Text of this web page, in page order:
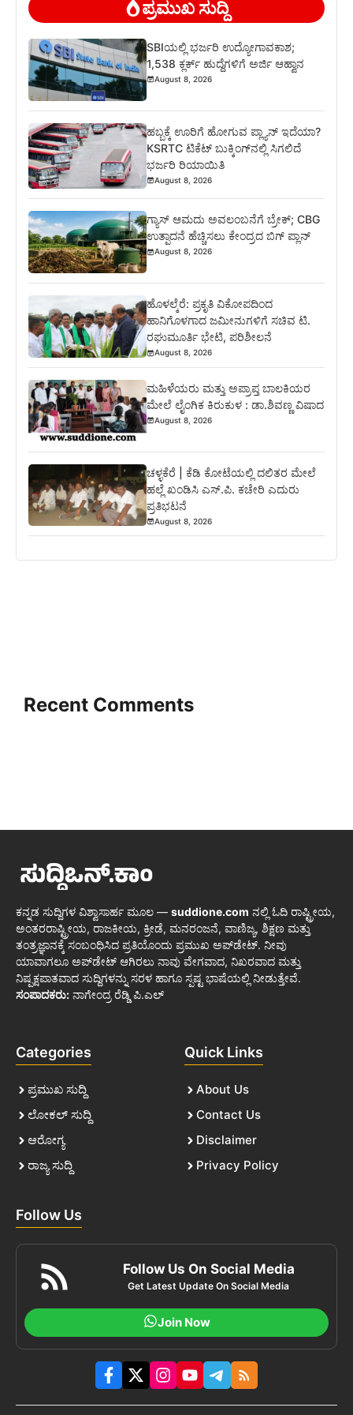
ಪ್ರಮುಖ ಸುದ್ದಿ
SBIಯಲ್ಲಿ ಭರ್ಜರಿ ಉದ್ಯೋಗಾವಕಾಶ;
1,538 ಕ್ಲರ್ಕ್ ಹುದ್ದೆಗಳಿಗೆ ಅರ್ಜಿ ಆಹ್ವಾನ
August 8, 2026
ಹಬ್ಬಕ್ಕೆ ಊರಿಗೆ ಹೋಗುವ ಪ್ಲ್ಯಾನ್ ಇದೆಯಾ?
KSRTC ಟಿಕೆಟ್ ಬುಕ್ಕಿಂಗ್‌ನಲ್ಲಿ ಸಿಗಲಿದೆ
ಭರ್ಜರಿ ರಿಯಾಯಿತಿ
August 8, 2026
ಗ್ಯಾಸ್ ಆಮದು ಅವಲಂಬನೆಗೆ ಬ್ರೇಕ್; CBG
ಉತ್ಪಾದನೆ ಹೆಚ್ಚಿಸಲು ಕೇಂದ್ರದ ಬಿಗ್ ಪ್ಲಾನ್
August 8, 2026
ಹೊಳಲ್ಕೆರೆ: ಪ್ರಕೃತಿ ವಿಕೋಪದಿಂದ
ಹಾನಿಗೊಳಗಾದ ಜಮೀನುಗಳಿಗೆ ಸಚಿವ ಟಿ.
ರಘುಮೂರ್ತಿ ಭೇಟಿ, ಪರಿಶೀಲನೆ
August 8, 2026
ಮಹಿಳೆಯರು ಮತ್ತು ಅಪ್ರಾಪ್ತ ಬಾಲಕಿಯರ
ಮೇಲೆ ಲೈಂಗಿಕ ಕಿರುಕುಳ : ಡಾ.ಶಿವಣ್ಣ ವಿಷಾದ
August 8, 2026
ಚಳ್ಳಕೆರೆ | ಕೆಡಿ ಕೋಟೆಯಲ್ಲಿ ದಲಿತರ ಮೇಲೆ
ಹಲ್ಲೆ ಖಂಡಿಸಿ ಎಸ್.ಪಿ. ಕಚೇರಿ ಎದುರು
ಪ್ರತಿಭಟನೆ
August 8, 2026
Recent Comments
ಕನ್ನಡ ಸುದ್ದಿಗಳ ವಿಶ್ವಾಸಾರ್ಹ ಮೂಲ — suddione.com ನಲ್ಲಿ ಓದಿ ರಾಷ್ಟ್ರೀಯ,
ಅಂತರರಾಷ್ಟ್ರೀಯ, ರಾಜಕೀಯ, ಕ್ರೀಡೆ, ಮನರಂಜನೆ, ವಾಣಿಜ್ಯ, ಶಿಕ್ಷಣ ಮತ್ತು
ತಂತ್ರಜ್ಞಾನಕ್ಕೆ ಸಂಬಂಧಿಸಿದ ಪ್ರತಿಯೊಂದು ಪ್ರಮುಖ ಅಪ್‌ಡೇಟ್. ನೀವು
ಯಾವಾಗಲೂ ಅಪ್‌ಡೇಟ್ ಆಗಿರಲು ನಾವು ವೇಗವಾದ, ನಿಖರವಾದ ಮತ್ತು
ನಿಷ್ಪಕ್ಷಪಾತವಾದ ಸುದ್ದಿಗಳನ್ನು ಸರಳ ಹಾಗೂ ಸ್ಪಷ್ಟ ಭಾಷೆಯಲ್ಲಿ ನೀಡುತ್ತೇವೆ.
ಸಂಪಾದಕರು: ನಾಗೇಂದ್ರ ರೆಡ್ಡಿ ಪಿ.ಎಲ್
Categories
ಪ್ರಮುಖ ಸುದ್ದಿ
ಲೋಕಲ್ ಸುದ್ದಿ
ಆರೋಗ್ಯ
ರಾಜ್ಯ ಸುದ್ದಿ
Quick Links
About Us
Contact Us
Disclaimer
Privacy Policy
Follow Us
Follow Us On Social Media
Get Latest Update On Social Media
Join Now